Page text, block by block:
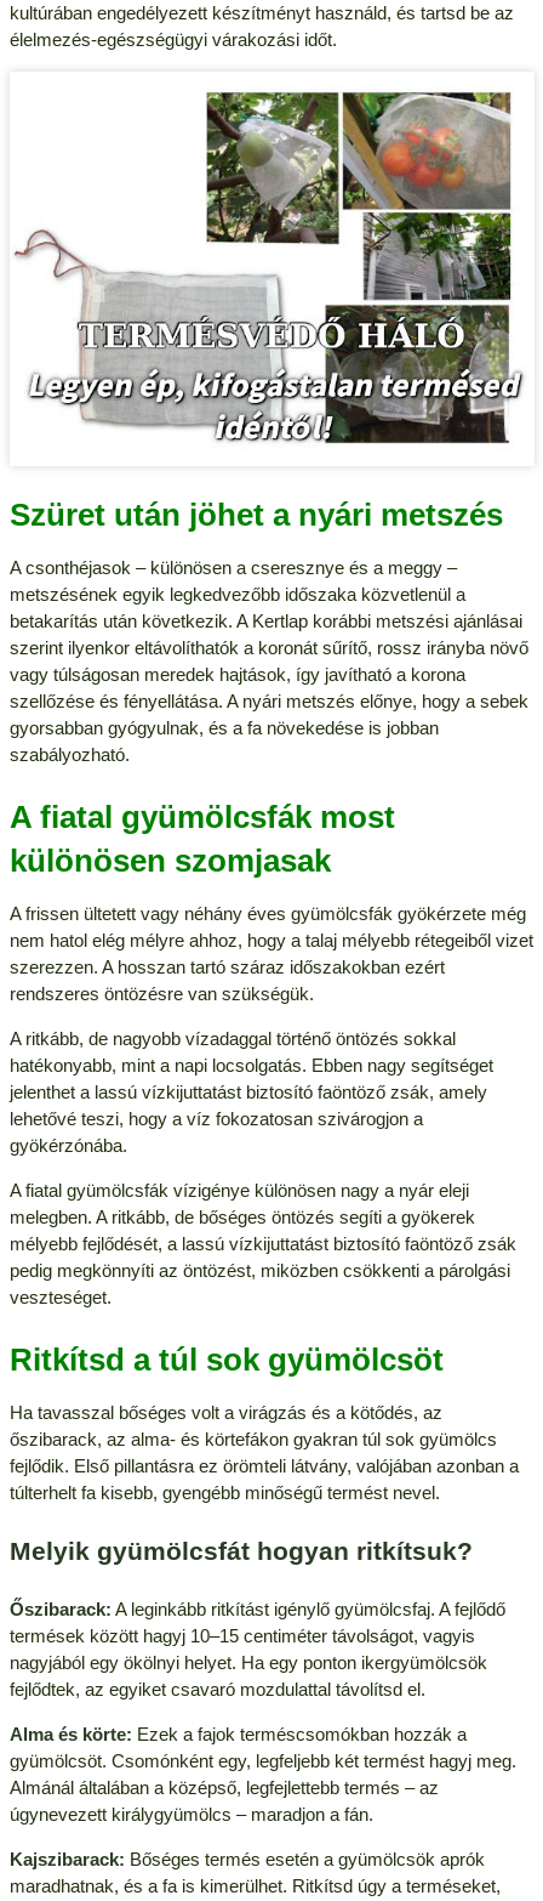
kultúrában engedélyezett készítményt használd, és tartsd be az
élelmezés-egészségügyi várakozási időt.
Szüret után jöhet a nyári metszés
A csonthéjasok – különösen a cseresznye és a meggy –
metszésének egyik legkedvezőbb időszaka közvetlenül a
betakarítás után következik. A Kertlap korábbi metszési ajánlásai
szerint ilyenkor eltávolíthatók a koronát sűrítő, rossz irányba növő
vagy túlságosan meredek hajtások, így javítható a korona
szellőzése és fényellátása. A nyári metszés előnye, hogy a sebek
gyorsabban gyógyulnak, és a fa növekedése is jobban
szabályozható.
A fiatal gyümölcsfák most
különösen szomjasak
A frissen ültetett vagy néhány éves gyümölcsfák gyökérzete még
nem hatol elég mélyre ahhoz, hogy a talaj mélyebb rétegeiből vizet
szerezzen. A hosszan tartó száraz időszakokban ezért
rendszeres öntözésre van szükségük.
A ritkább, de nagyobb vízadaggal történő öntözés sokkal
hatékonyabb, mint a napi locsolgatás. Ebben nagy segítséget
jelenthet a lassú vízkijuttatást biztosító faöntöző zsák, amely
lehetővé teszi, hogy a víz fokozatosan szivárogjon a
gyökérzónába.
A fiatal gyümölcsfák vízigénye különösen nagy a nyár eleji
melegben. A ritkább, de bőséges öntözés segíti a gyökerek
mélyebb fejlődését, a lassú vízkijuttatást biztosító faöntöző zsák
pedig megkönnyíti az öntözést, miközben csökkenti a párolgási
veszteséget.
Ritkítsd a túl sok gyümölcsöt
Ha tavasszal bőséges volt a virágzás és a kötődés, az
őszibarack, az alma- és körtefákon gyakran túl sok gyümölcs
fejlődik. Első pillantásra ez örömteli látvány, valójában azonban a
túlterhelt fa kisebb, gyengébb minőségű termést nevel.
Melyik gyümölcsfát hogyan ritkítsuk?
Őszibarack: A leginkább ritkítást igénylő gyümölcsfaj. A fejlődő
termések között hagyj 10–15 centiméter távolságot, vagyis
nagyjából egy ökölnyi helyet. Ha egy ponton ikergyümölcsök
fejlődtek, az egyiket csavaró mozdulattal távolítsd el.
Alma és körte: Ezek a fajok terméscsomókban hozzák a
gyümölcsöt. Csomónként egy, legfeljebb két termést hagyj meg.
Almánál általában a középső, legfejlettebb termés – az
úgynevezett királygyümölcs – maradjon a fán.
Kajszibarack: Bőséges termés esetén a gyümölcsök aprók
maradhatnak, és a fa is kimerülhet. Ritkítsd úgy a terméseket,